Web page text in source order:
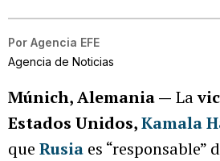
Por Agencia EFE
Agencia de Noticias
Múnich, Alemania — La
Estados Unidos,Kamala
que Rusia es “responsable”